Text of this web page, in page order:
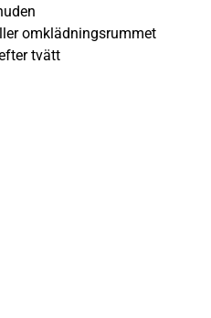
omklädningsrummet
tvätt